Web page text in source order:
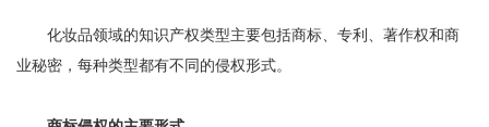
化妆品领域的知识产权类型主要包括商标、专利、著作权和商
业秘密，每种类型都有不同的侵权形式。